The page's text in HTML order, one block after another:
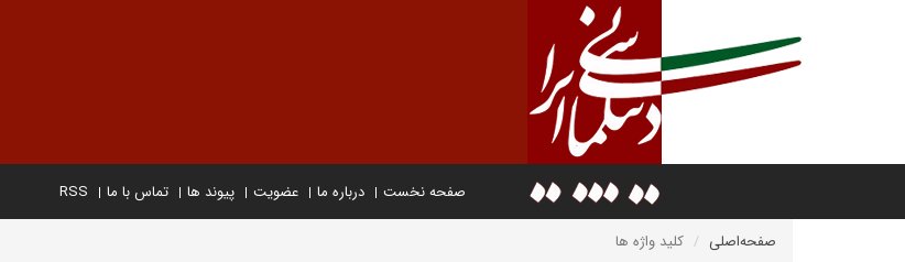
صفحه نخست درباره ما عضویت پیوند ها تماس با ما RSS
صفحه‌اصلی کلید واژه ها